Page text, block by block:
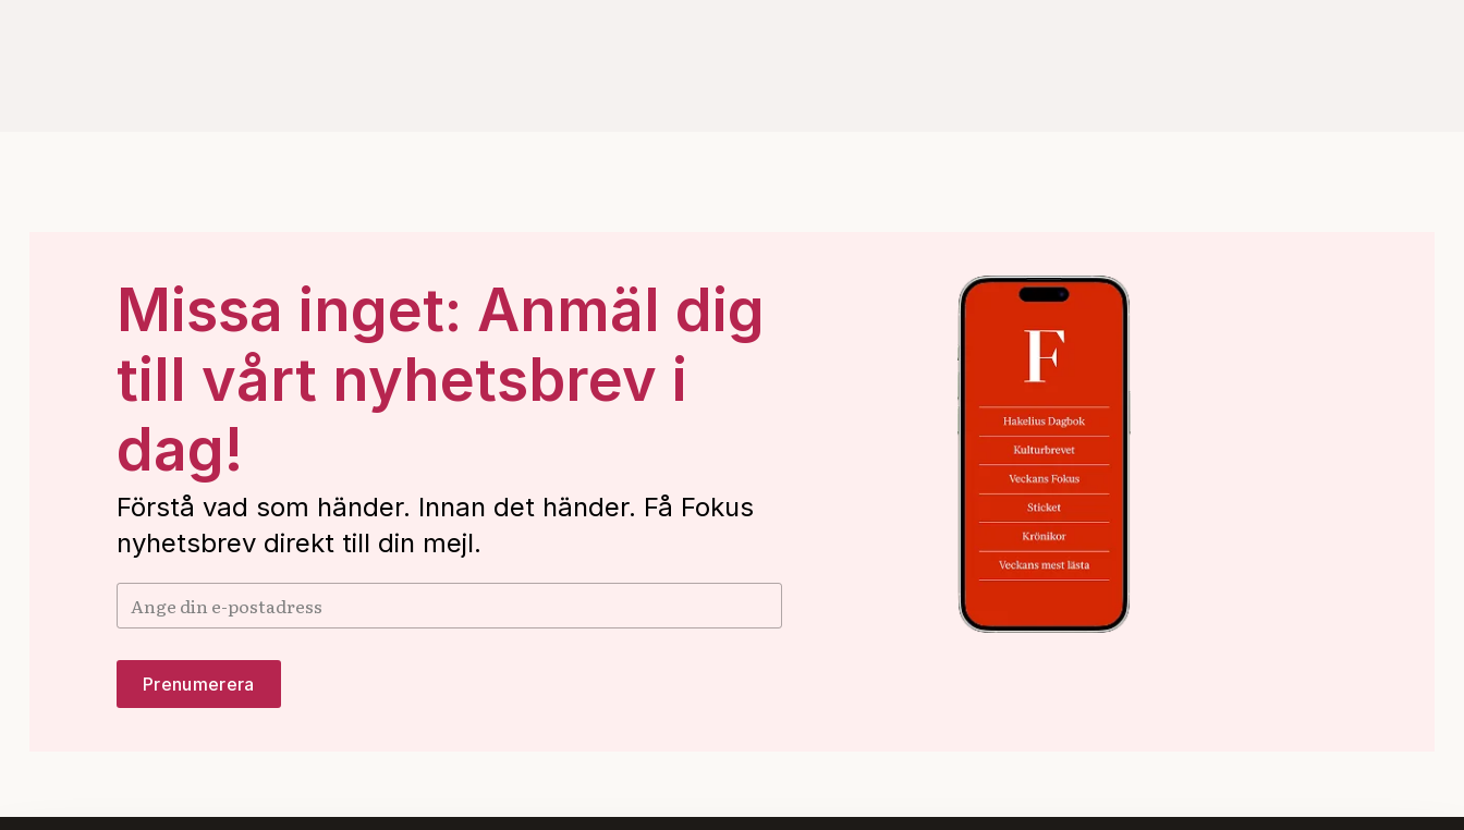
Missa inget: Anmäl dig
till vårt nyhetsbrev i
dag!
Förstå vad som händer. Innan det händer. Få Fokus
nyhetsbrev direkt till din mejl.